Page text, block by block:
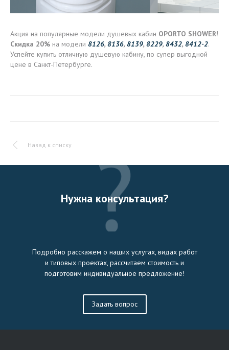
Акция на популярные модели душевых кабин OPORTO SHOWER!
Скидка 20% на модели 8126,8136,8139,8229,8432,8412-2.
Успейте купить отличную душевую кабину, по супер выгодной
цене в Санкт-Петербурге.
Назад к списку
Нужна консультация?
Подробно расскажем о наших услугах, видах работ
и типовых проектах, рассчитаем стоимость и
подготовим индивидуальное предложение!
Задать вопрос